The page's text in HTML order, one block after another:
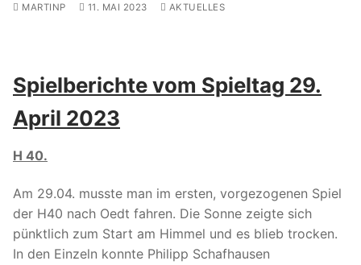
MARTINP 11. MAI 2023 AKTUELLES
Spielberichte vom Spieltag 29.
April 2023
H 40.
Am 29.04. musste man im ersten, vorgezogenen Spiel
der H40 nach Oedt fahren. Die Sonne zeigte sich
pünktlich zum Start am Himmel und es blieb trocken.
In den Einzeln konnte Philipp Schafhausen